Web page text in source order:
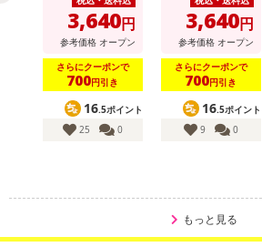
頭囲/54~61cm
高さ/12cm
つば(長さ)/8cm
つば(幅)/17cm
※サイズは平置き、メジャー採寸を行な
実物と若干の誤差が生じることがござい
注意事項
【賞味・消費期限のある商品について】
3,640円
参考価格 オープン
さらにクーポンで
700円引き
16.5ポイント
25
0
3,640円
参考価格 オープン
さらにクーポンで
700円引き
16.5ポイント
9
0
もっと見る